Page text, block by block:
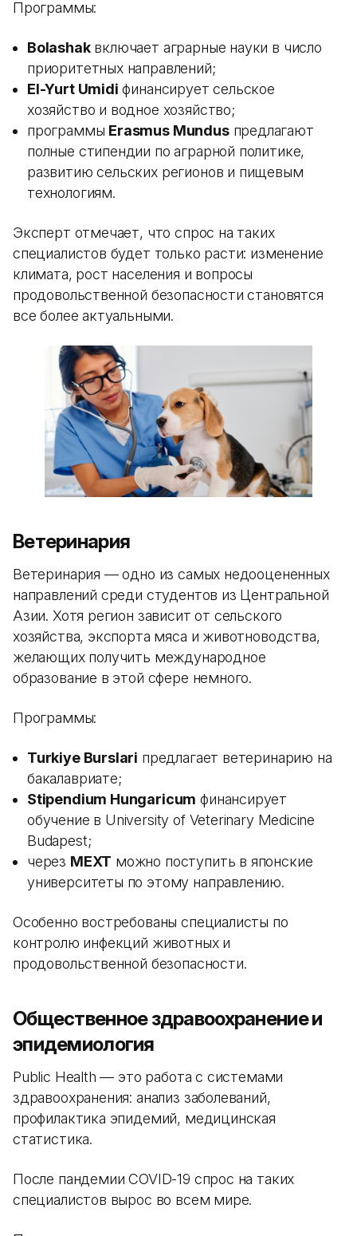
Программы:
Bolashakвключает аграрные науки в число
приоритетных направлений;
El-Yurt Umidi финансирует сельское
хозяйство и водное хозяйство;
программы Erasmus Mundusпредлагают
полные стипендии по аграрной политике,
развитию сельских регионов и пищевым
технологиям.
Эксперт отмечает, что спрос на таких
специалистов будет только расти: изменение
климата, рост населения и вопросы
продовольственной безопасности становятся
все более актуальными.
Ветеринария
Ветеринария — одно из самых недооцененных
направлений среди студентов из Центральной
Азии. Хотя регион зависит от сельского
хозяйства, экспорта мяса и животноводства,
желающих получить международное
образование в этой сфере немного.
Программы:
Turkiye Burslari предлагает ветеринарию на
бакалавриате;
Stipendium Hungaricum финансирует
обучение в University of Veterinary Medicine
Budapest;
через MEXT можно поступить в японские
университеты по этому направлению.
Особенно востребованы специалисты по
контролю инфекций животных и
продовольственной безопасности.
Общественное здравоохранение и
эпидемиология
Public Health — это работа с системами
здравоохранения: анализ заболеваний,
профилактика эпидемий, медицинская
статистика.
После пандемии COVID-19 спрос на таких
специалистов вырос во всем мире.